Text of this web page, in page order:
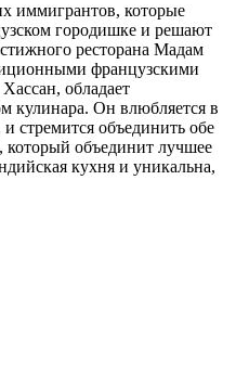
иммигрантов, которые
городишке и решают
ресторана Мадам
французскими
обладает
кулинара. Он влюбляется в
стремится объединить обе
который объединит лучшее
кухня и уникальна,